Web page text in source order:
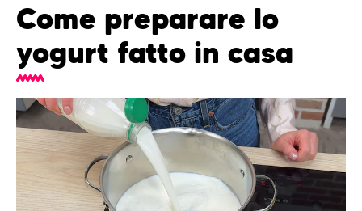
Come preparare lo
yogurt fatto in casa